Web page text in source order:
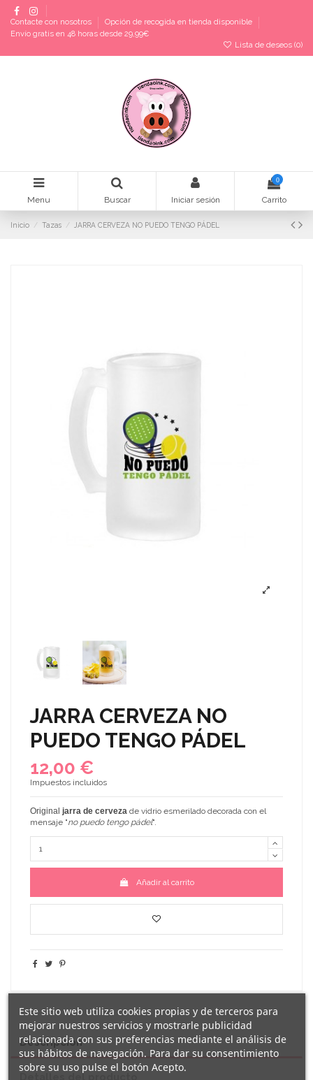
Contacte con nosotros
Opción de recogida en tienda disponible
Envío gratis en 48 horas desde 29,99€
Lista de deseos (0)
Menu Buscar Iniciar sesión
0
Carrito
Inicio Tazas JARRA CERVEZA NO PUEDO TENGO PÁDEL
JARRA CERVEZA NO
PUEDO TENGO PÁDEL
12,00 €
Impuestos incluidos
Original jarra de cerveza de vidrio esmerilado decorada con el
mensaje "no puedo tengo pádel".
Añadir al carrito
Descripción
Detalles del producto
Este sitio web utiliza cookies propias y de terceros para
mejorar nuestros servicios y mostrarle publicidad
relacionada con sus preferencias mediante el análisis de
sus hábitos de navegación. Para dar su consentimiento
sobre su uso pulse el botón Acepto.